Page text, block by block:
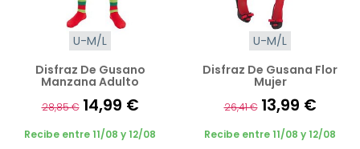
U-M/L
Disfraz De Gusano
Manzana Adulto
28,85 € 14,99 €
Recibe entre 11/08 y 12/08
U-M/L
Disfraz De Gusana Flor
Mujer
26,41 € 13,99 €
Recibe entre 11/08 y 12/08